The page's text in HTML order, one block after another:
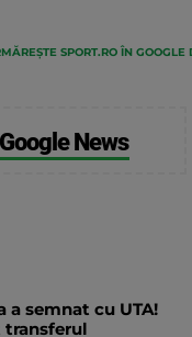
SPORT.RO ÎN GOOGLE
Google News
a semnat cu UTA!
transferul